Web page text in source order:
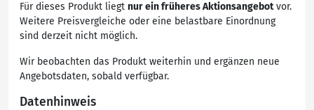
Für dieses Produkt liegt nur ein früheres Aktionsangebotvor.
Weitere Preisvergleiche oder eine belastbare Einordnung
sind derzeit nicht möglich.
Wir beobachten das Produkt weiterhin und ergänzen neue
Angebotsdaten, sobald verfügbar.
Datenhinweis